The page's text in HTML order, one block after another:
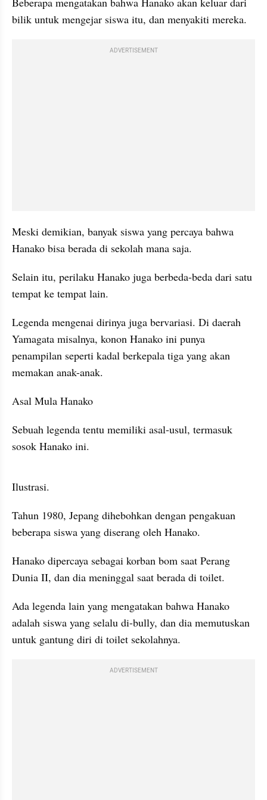
bilik untuk mengejar siswa itu, dan menyakiti mereka.
ADVERTISEMENT
Meski demikian, banyak siswa yang percaya bahwa
Hanako bisa berada di sekolah mana saja.
Selain itu, perilaku Hanako juga berbeda-beda dari satu
tempat ke tempat lain.
Legenda mengenai dirinya juga bervariasi. Di daerah
Yamagata misalnya, konon Hanako ini punya
penampilan seperti kadal berkepala tiga yang akan
memakan anak-anak.
Asal Mula Hanako
Sebuah legenda tentu memiliki asal-usul, termasuk
sosok Hanako ini.
Ilustrasi.
Tahun 1980, Jepang dihebohkan dengan pengakuan
beberapa siswa yang diserang oleh Hanako.
Hanako dipercaya sebagai korban bom saat Perang
Dunia II, dan dia meninggal saat berada di toilet.
Ada legenda lain yang mengatakan bahwa Hanako
adalah siswa yang selalu di-bully, dan dia memutuskan
untuk gantung diri di toilet sekolahnya.
ADVERTISEMENT